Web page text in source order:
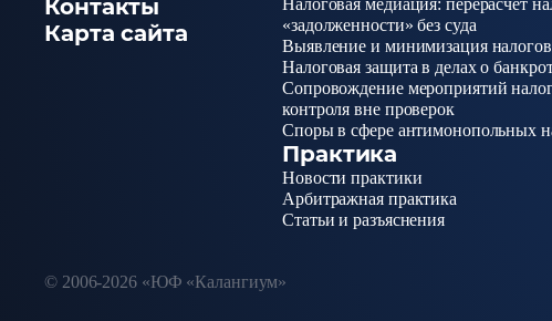
Контакты
Карта сайта
«задолженности» без суда
Выявление и минимизация
Налоговая защита в делах о
Сопровождение мероприятий
контроля вне проверок
Споры в сфере антимонопольных
Практика
Новости практики
Арбитражная практика
Статьи и разъяснения
© 2006-2026 «ЮФ «Калангиум»